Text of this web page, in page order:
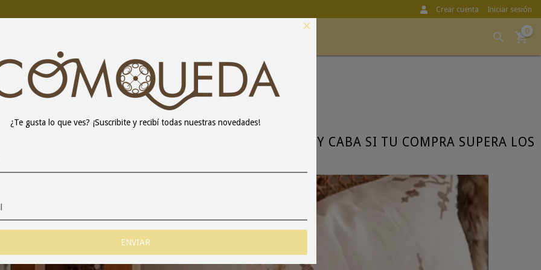
Crear cuenta Iniciar sesión
0
¿Te gusta lo que ves? ¡Suscribite y recibí todas nuestras novedades!
QUIERAS! ENVÍO GRATIS EN BUENOS AIRES Y CABA SI TU COMPRA SUPERA LOS